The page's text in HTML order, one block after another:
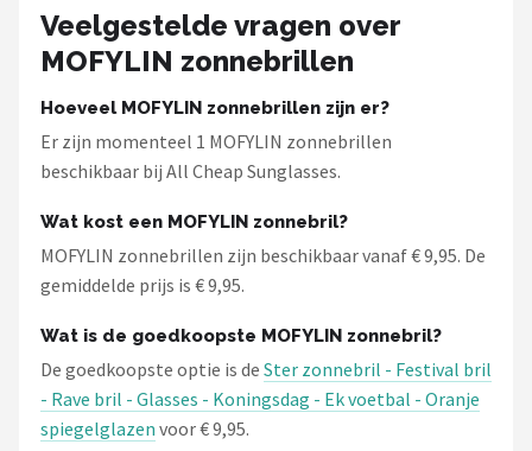
Serengeti
Veelgestelde vragen over
MOFYLIN zonnebrillen
Hoeveel MOFYLIN zonnebrillen zijn er?
Er zijn momenteel 1 MOFYLIN zonnebrillen
beschikbaar bij All Cheap Sunglasses.
Wat kost een MOFYLIN zonnebril?
MOFYLIN zonnebrillen zijn beschikbaar vanaf € 9,95. De
gemiddelde prijs is € 9,95.
Wat is de goedkoopste MOFYLIN zonnebril?
De goedkoopste optie is de Ster zonnebril - Festival bril
- Rave bril - Glasses - Koningsdag - Ek voetbal - Oranje
spiegelglazen voor € 9,95.